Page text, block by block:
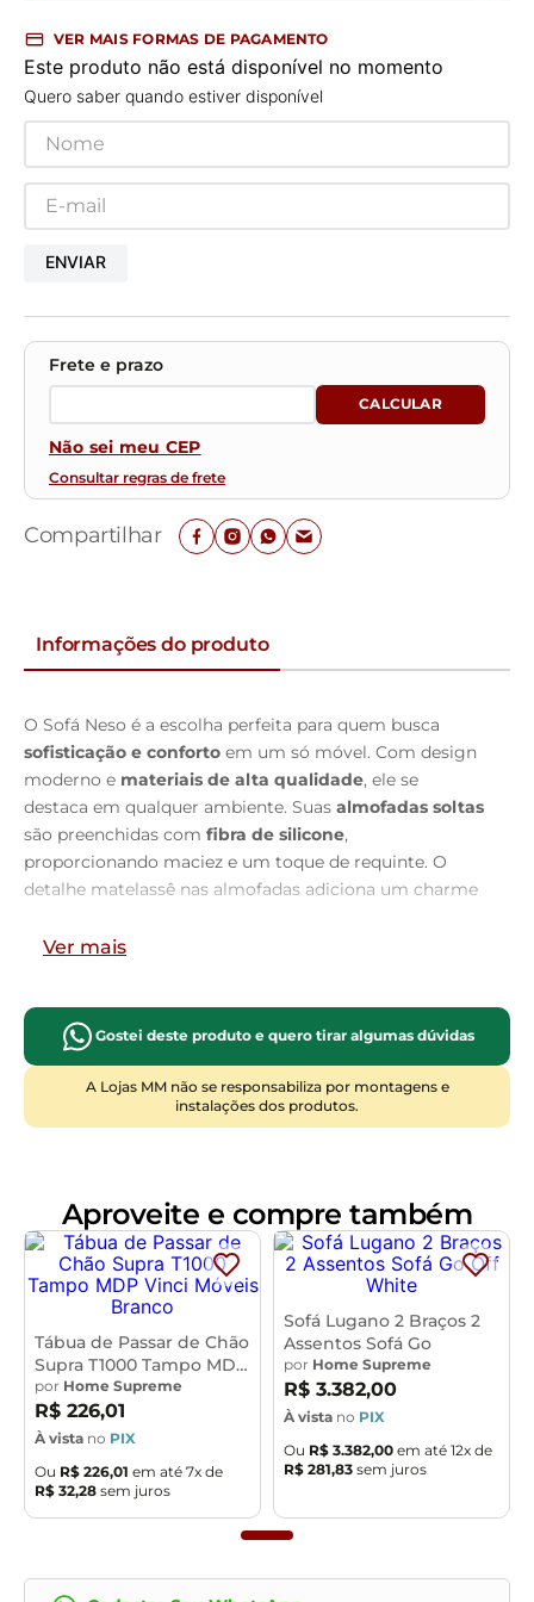
VER MAIS FORMAS DE PAGAMENTO
Este produto não está disponível no momento
Quero saber quando estiver disponível
ENVIAR
Não sei meu CEP
Consultar regras de frete
Compartilhar
Informações do produto
O Sofá Neso é a escolha perfeita para quem busca
sofisticação e conforto em um só móvel. Com design
moderno e materiais de alta qualidade, ele se
destaca em qualquer ambiente. Suas almofadas soltas
são preenchidas com fibra de silicone,
proporcionando maciez e um toque de requinte. O
detalhe matelassê nas almofadas adiciona um charme
tecido bouclê
em
espuma HR28
o produto proporciona conforto e
suporte. A combinação de
molas bonnelassegura uma sustentação ideal,
mantendo o formato original do sofá por mais tempo.
estar. Transforme seu espaço com o Sofá Neso, onde o
conforto encontra aelegância. Ideal para quem
valoriza design e funcionalidade, esse sofá é o convite
perfeito para momentos de relaxamento e estilo em
Dimensões do Produto:
Largura:180cm
Altura:
96cm
Largura do Braço:15cm
Características dos Produtos:
Assento:Espuma HR28 com percintas elásticas e
Ver mais
Gostei deste produto e quero tirar algumas dúvidas
A Lojas MM não se responsabiliza por montagens e
instalações dos produtos.
Aproveite e compre também
Tábua de Passar de Chão
Supra T1000 Tampo MDP
Vinci Móveis
por Home Supreme
R$ 226,01
À vista no PIX
Ou R$ 226,01 em até 7x de
R$ 32,28 sem juros
Sofá Lugano 2 Braços 2
Assentos Sofá Go
por Home Supreme
R$ 3.382,00
À vista no PIX
Ou R$ 3.382,00 em até 12x de
R$ 281,83 sem juros